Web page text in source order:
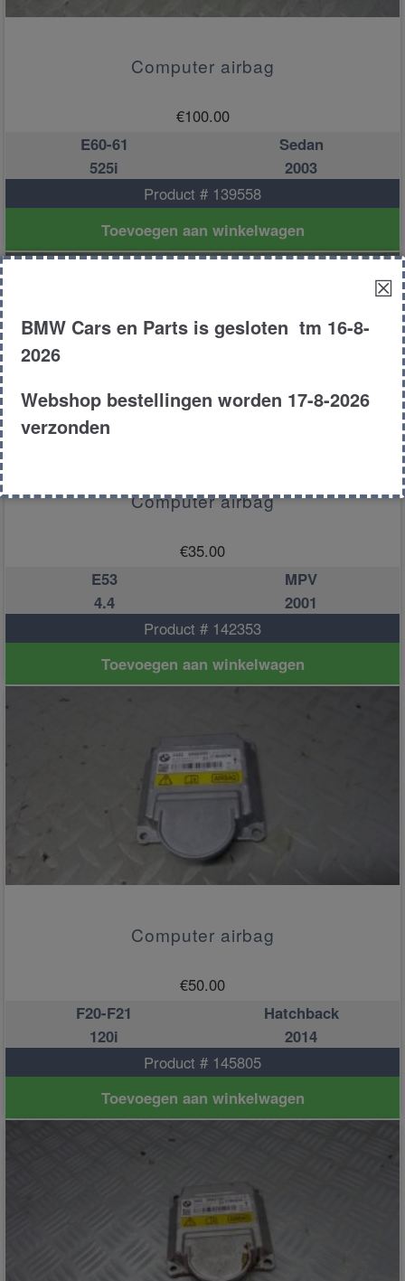
Computer airbag
€100.00
E60-61
Sedan
525i
2003
Product # 139558
Toevoegen aan winkelwagen
Computer airbag
€35.00
E53
MPV
4.4
2001
Product # 142353
Toevoegen aan winkelwagen
Computer airbag
€50.00
F20-F21
Hatchback
120i
2014
Product # 145805
Toevoegen aan winkelwagen
☒
BMW Cars en Parts is gesloten tm 16-8-
2026
Webshop bestellingen worden 17-8-2026
verzonden